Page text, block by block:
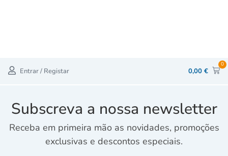
Entrar / Registar 0,00 €
0
Subscreva a nossa newsletter
Receba em primeira mão as novidades, promoções
exclusivas e descontos especiais.